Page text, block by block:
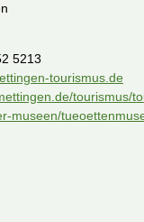
5213
tourismus.de
tourismus/
museen/